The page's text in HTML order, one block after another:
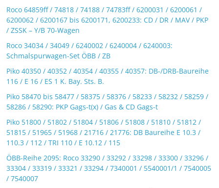
Roco 64859ff / 74818 / 74188 / 74783ff / 6200031 / 6200061 /
6200062 / 6200167 bis 6200171, 6200233: CD / DR / MAV / PKP
/ ZSSK – Y/B 70-Wagen
Roco 34034 / 34049 / 6240002 / 6240004 / 6240003:
Schmalspurwagen-Set ÖBB / ZB
Piko 40350 / 40352 / 40354 / 40355 / 40357: DB-/DRB-Baureihe
116 / E 16 / ES 1 K. Bay. Sts. B.
Piko 58470 bis 58477 / 58375 / 58376 / 58233 / 58232 / 58259 /
58286 / 58290: PKP Gags-t(x) / Gas & CD Gags-t
Piko 51800 / 51802 / 51804 / 51806 / 51808 / 51810 / 51812 /
51815 / 51965 / 51968 / 21716 / 21776: DB Baureihe E 10.3 /
110.3 / 112 / TRI 110 / E 10.12 / 115
ÖBB-Reihe 2095: Roco 33290 / 33292 / 33298 / 33300 / 33296 /
33304 / 33319 / 33321 / 33294 / 7340001 / 5540001/1 / 7540005
/ 7540007